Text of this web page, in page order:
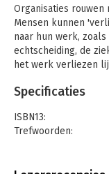
Organisaties rouwen
Mensen kunnen
naar hun werk,
echtscheiding, de
het werk verliezen
Het gebruikelijke
is 'rouw'.
wel! Aandacht voor
maken met de
Specificaties
ISBN13:
Trefwoorden: